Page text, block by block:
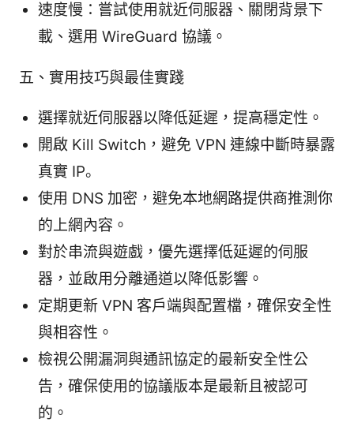
速度慢：嘗試使用就近伺服器、關閉背景下
載、選用 WireGuard 協議。
五、實用技巧與最佳實踐
選擇就近伺服器以降低延遲，提高穩定性。
開啟 Kill Switch，避免 VPN 連線中斷時暴露
真實 IP。
使用 DNS 加密，避免本地網路提供商推測你
的上網內容。
對於串流與遊戲，優先選擇低延遲的伺服
器，並啟用分離通道以降低影響。
定期更新 VPN 客戶端與配置檔，確保安全性
與相容性。
檢視公開漏洞與通訊協定的最新安全性公
告，確保使用的協議版本是最新且被認可
的。